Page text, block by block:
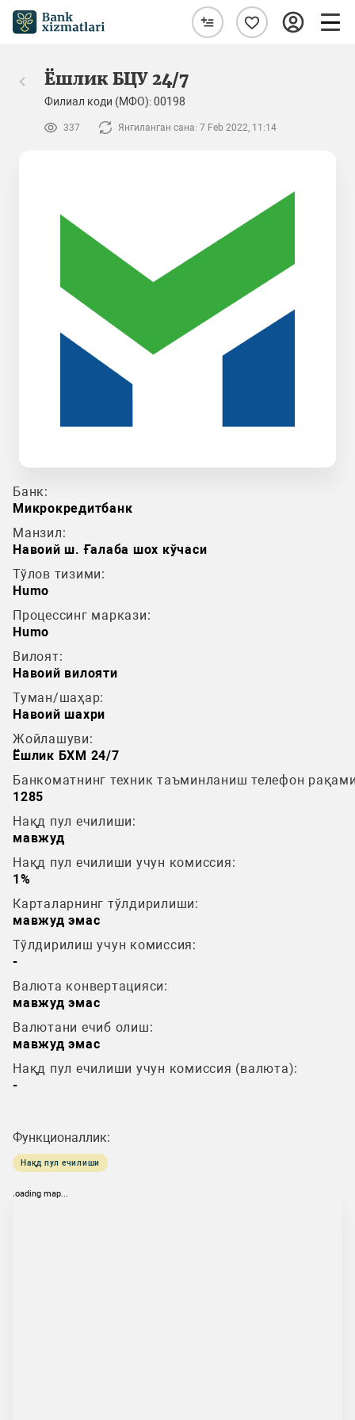
Ёшлик БЦУ 24/7
Филиал коди (МФО): 00198
337 Янгиланган сана: 7 Feb 2022, 11:14
Банк:
Микрокредитбанк
Манзил:
Навоий ш. Ғалаба шох кўчаси
Тўлов тизими:
Humo
Процессинг маркази:
Humo
Вилоят:
Навоий вилояти
Туман/шаҳар:
Навоий шахри
Жойлашуви:
Ёшлик БХМ 24/7
Банкоматнинг техник таъминланиш телефон
1285
Нақд пул ечилиши:
мавжуд
Нақд пул ечилиши учун комиссия:
1%
Карталарнинг тўлдирилиши:
мавжуд эмас
Тўлдирилиш учун комиссия:
-
Валюта конвертацияси:
мавжуд эмас
Валютани ечиб олиш:
мавжуд эмас
Нақд пул ечилиши учун комиссия (валюта):
-
Функционаллик:
Нақд пул ечилиши
loading map...